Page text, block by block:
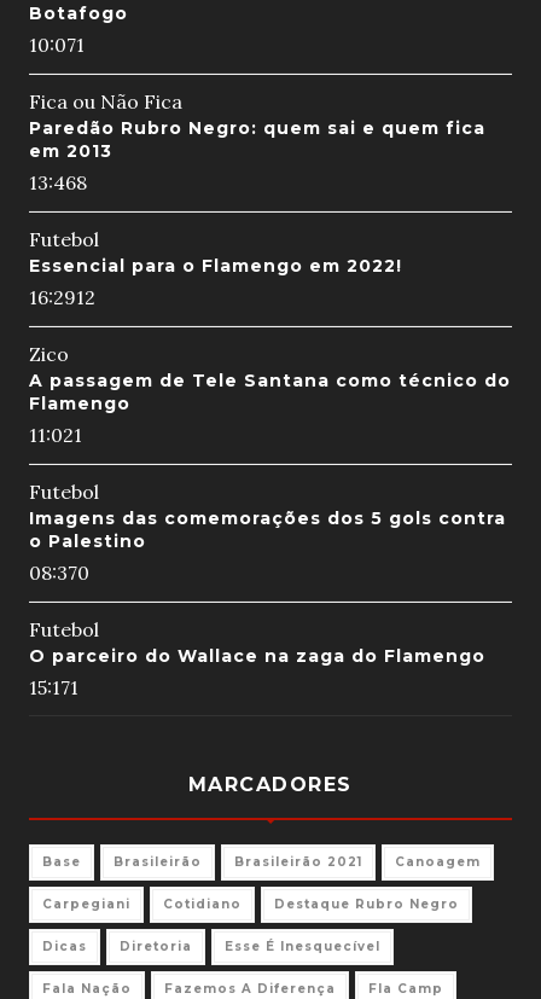
Botafogo
10:071
Fica ou Não Fica
Paredão Rubro Negro: quem sai e quem fica
em 2013
13:468
Futebol
Essencial para o Flamengo em 2022!
16:2912
Zico
A passagem de Tele Santana como técnico do
Flamengo
11:021
Futebol
Imagens das comemorações dos 5 gols contra
o Palestino
08:370
Futebol
O parceiro do Wallace na zaga do Flamengo
15:171
MARCADORES
Base Brasileirão Brasileirão 2021 Canoagem
Carpegiani Cotidiano Destaque Rubro Negro
Dicas Diretoria Esse É Inesquecível
Fala Nação Fazemos A Diferença Fla Camp